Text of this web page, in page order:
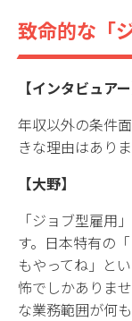
致命的な「
【インタビュアー
年収以外の条件
きな理由はありま
【大野】
「ジョブ型雇用
す。日本特有の
もやってね」と
怖でしかありま
な業務範囲が何